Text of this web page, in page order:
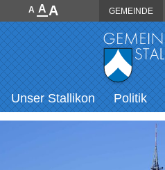
Direkt zum Inhalt springen
A A A GEMEINDE
Hauptnavigation
Unser Stallikon Politik